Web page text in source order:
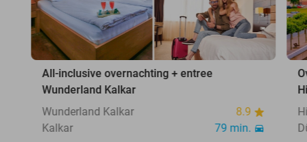
All-inclusive overnachting + entree
Wunderland Kalkar
Wunderland Kalkar
8.9
Kalkar
79 min.